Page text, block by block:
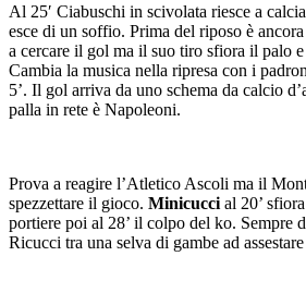
Al 25′ Ciabuschi in scivolata riesce a
esce di un soffio. Prima del riposo è
a cercare il gol ma il suo tiro sfiora il palo
Cambia la musica nella ripresa con i
5’. Il gol arriva da uno schema da calcio
palla in rete è Napoleoni.
Prova a reagire l’Atletico Ascoli ma il
spezzettare il gioco. Minicucci al 20’
portiere poi al 28’ il colpo del ko. Sempre
Ricucci tra una selva di gambe ad